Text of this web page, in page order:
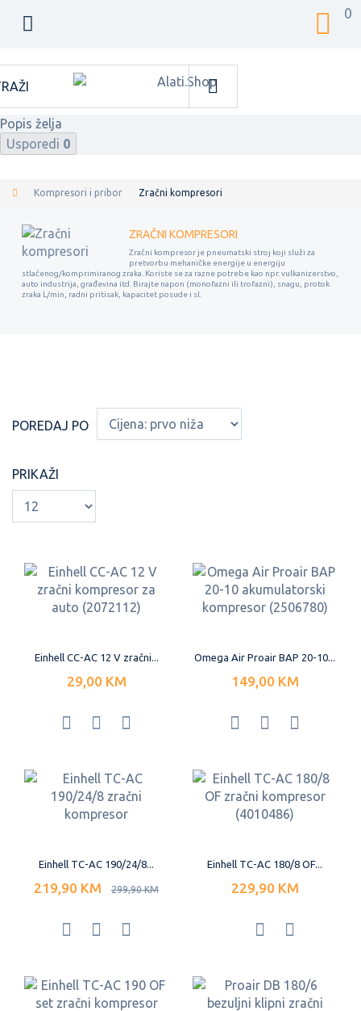
0
Popis želja
Usporedi 0
Kompresori i pribor Zračni kompresori
ZRAČNI KOMPRESORI
Zračni kompresor je pneumatski stroj koji služi za
pretvorbu mehaničke energije u energiju
stlačenog/komprimiranog zraka. Koriste se za razne potrebe kao npr. vulkanizerstvo,
auto industrija, građevina itd. Birajte napon (monofazni ili trofazni), snagu, protok
zraka L/min, radni pritisak, kapacitet posude i sl.
POREDAJ PO
PRIKAŽI
Einhell CC-AC 12 V zračni...
29,00 KM
Omega Air Proair BAP 20-10...
149,00 KM
Einhell TC-AC 190/24/8...
219,90 KM 299,90 KM
Einhell TC-AC 180/8 OF...
229,90 KM